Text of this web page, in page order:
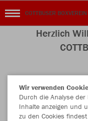
COTTBUSER BOXVEREIN
Herzlich
Nachhaltig
Wir verwenden
Durch die Analyse
Inhalte anzeigen und
zu den Cookies